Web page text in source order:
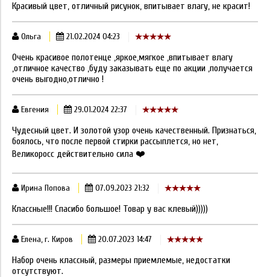
Красивый цвет, отличный рисунок, впитывает влагу, не красит!
Ольга 21.02.2024 04:23
Очень красивое полотенце ,яркое,мягкое ,впитывает влагу
,отличное качество ,буду заказывать еще по акции ,получается
очень выгодно,отлично !
Евгения 29.01.2024 22:37
Чудесный цвет. И золотой узор очень качественный. Признаться,
боялось, что после первой стирки рассыплется, но нет,
Великоросс действительно сила ❤️
Ирина Попова 07.09.2023 21:32
Классные!!! Спасибо большое! Товар у вас клевый)))))
Елена, г. Киров 20.07.2023 14:47
Набор очень классный, размеры приемлемые, недостатки
отсутствуют.